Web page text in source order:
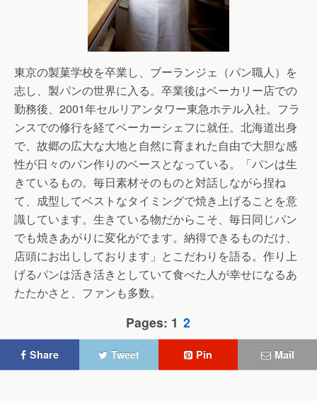
東京の製菓学校を卒業し、ブーランジェ（パン職人）を
志し、製パンの世界に入る。卒業後はベーカリー店での
勤務後、2001年セルリアンタワー東急ホテル入社。フラ
ンスでの修行を経てベーカーシェフに就任。北海道出身
で、故郷の広大な大地と自然に育まれた自由で大胆な感
性が日々のパン作りのベースとなっている。「パンは生
きているもの。毎日素材そのものと対話しながら捏ね
て、成型してベストなタイミングで焼き上げることを意
識しています。生きている物だからこそ、毎日同じパン
でも焼きあがりに変化がでます。納得できるものだけ、
店頭にお出ししております」とこだわりを語る。作り上
げるパンは活き活きとしていて食べた人が幸せになるあ
たたかさと、ファンも多数。
Pages: 1 2
Share Tweet Pin Mail